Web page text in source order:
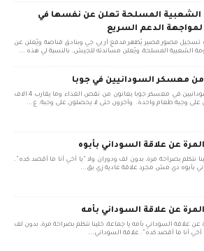
الشعبية المسلحة تعلن عن نفسها في
الدعم السريع
تسجيل مصور قصير يُظهر مدفع آر بي جي وبنادق قناصة ويُعلن عن
الشعبية المسلحة، ويُعلن مساندته للجيش. بالنسبة لي هذه ...
من معسكر السودانيين في جوبا
اللاجئين السودانيين في معسكر جوبا يعانون من نقص الغذاء وما يقارب 4 الاف
على وجبة طعام واحدة. وأخرون حتى لا يحصلون على وجبة. ع...
عن علاقة السوداني بأبوه
نتكلم بصراحة مرة، بدون لف ودوران ولا "يا أخي أنا ما أقصد كده".
بأبوه دي مش مجرد علاقة عادية زي بق...
عن علاقة السوداني بأمه
عن علاقة السوداني بأمه يا جماعة، خلينا نتكلم بصراحة مرة، بدون لف
أخي أنا ما أقصد كده". علاقة السوداني...